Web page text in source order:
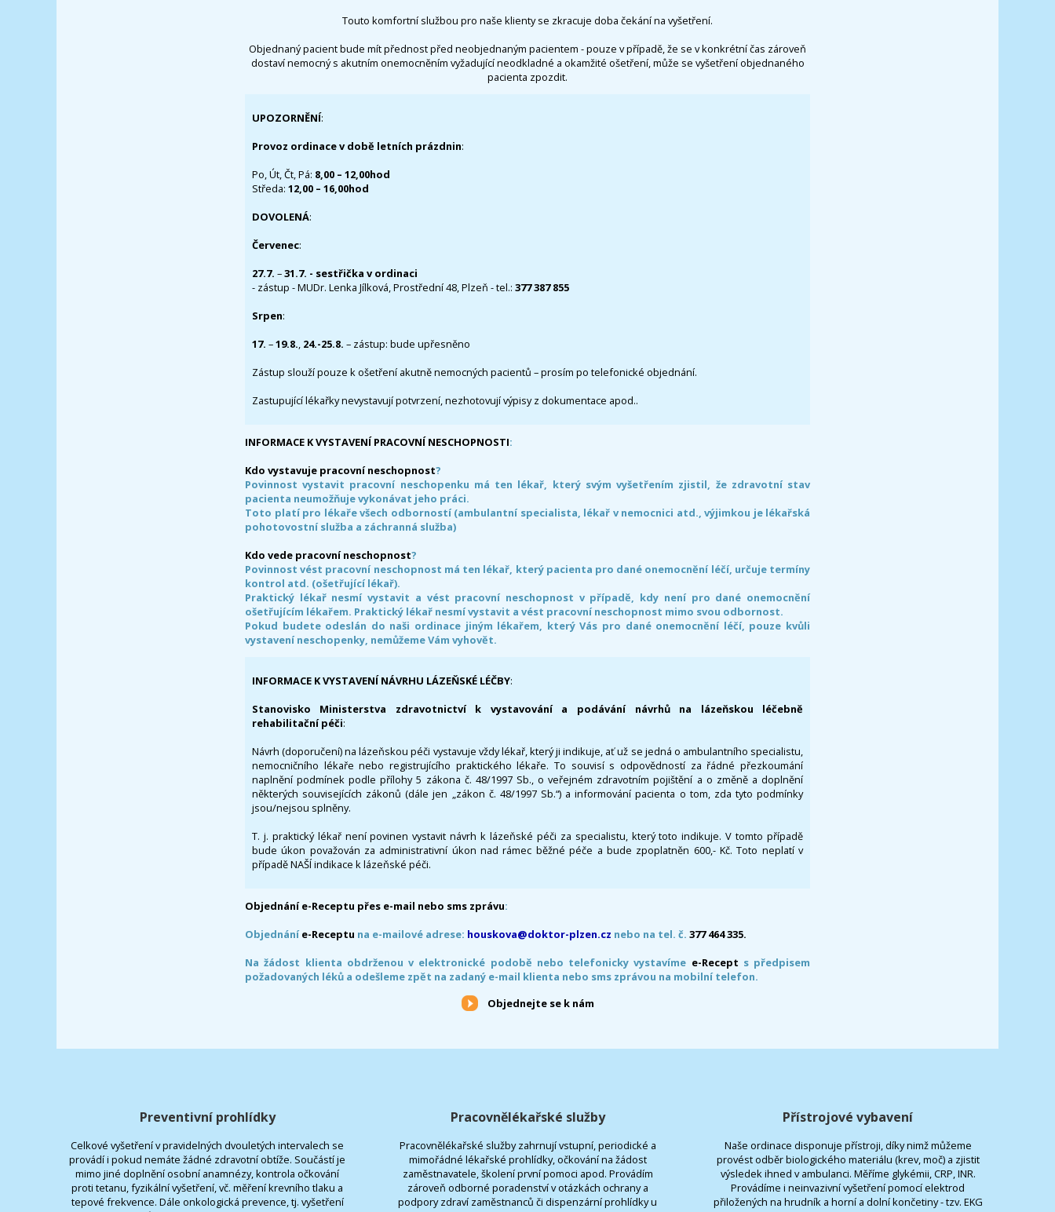
Touto komfortní službou pro naše klienty se zkracuje doba čekání na vyšetření.
Objednaný pacient bude mít přednost před neobjednaným pacientem - pouze v případě, že se v konkrétní čas zároveň
dostaví nemocný s akutním onemocněním vyžadující neodkladné a okamžité ošetření, může se vyšetření objednaného
pacienta zpozdit.
UPOZORNĚNÍ:
Provoz ordinace v době letních prázdnin:
Po, Út, Čt, Pá: 8,00 – 12,00hod
Středa: 12,00 – 16,00hod
DOVOLENÁ:
Červenec:
27.7. –31.7. - sestřička v ordinaci
- zástup - MUDr. Lenka Jílková, Prostřední 48, Plzeň - tel.: 377 387 855
Srpen:
17. –19.8., 24.-25.8. – zástup: bude upřesněno
Zástup slouží pouze k ošetření akutně nemocných pacientů – prosím po telefonické objednání.
Zastupující lékařky nevystavují potvrzení, nezhotovují výpisy z dokumentace apod..
INFORMACE K VYSTAVENÍ PRACOVNÍ NESCHOPNOSTI:
Kdo vystavuje pracovní neschopnost?
Povinnost vystavit pracovní neschopenku má ten lékař, který svým vyšetřením zjistil, že zdravotní stav
pacienta neumožňuje vykonávat jeho práci.
Toto platí pro lékaře všech odborností (ambulantní specialista, lékař v nemocnici atd., výjimkou je lékařská
pohotovostní služba a záchranná služba)
Kdo vede pracovní neschopnost?
Povinnost vést pracovní neschopnost má ten lékař, který pacienta pro dané onemocnění léčí, určuje termíny
kontrol atd. (ošetřující lékař).
Praktický lékař nesmí vystavit a vést pracovní neschopnost v případě, kdy není pro dané onemocnění
ošetřujícím lékařem. Praktický lékař nesmí vystavit a vést pracovní neschopnost mimo svou odbornost.
Pokud budete odeslán do naši ordinace jiným lékařem, který Vás pro dané onemocnění léčí, pouze kvůli
vystavení neschopenky, nemůžeme Vám vyhovět.
INFORMACE K VYSTAVENÍ NÁVRHU LÁZEŇSKÉ LÉČBY:
Stanovisko Ministerstva zdravotnictví k vystavování a podávání návrhů na lázeňskou léčebně
rehabilitační péči:
Návrh (doporučení) na lázeňskou péči vystavuje vždy lékař, který ji indikuje, ať už se jedná o ambulantního specialistu,
nemocničního lékaře nebo registrujícího praktického lékaře. To souvisí s odpovědností za řádné přezkoumání
naplnění podmínek podle přílohy 5 zákona č. 48/1997 Sb., o veřejném zdravotním pojištění a o změně a doplnění
některých souvisejících zákonů (dále jen „zákon č. 48/1997 Sb.“) a informování pacienta o tom, zda tyto podmínky
jsou/nejsou splněny.
T. j. praktický lékař není povinen vystavit návrh k lázeňské péči za specialistu, který toto indikuje. V tomto případě
bude úkon považován za administrativní úkon nad rámec běžné péče a bude zpoplatněn 600,- Kč. Toto neplatí v
případě NAŠÍ indikace k lázeňské péči.
Objednání e-Receptu přes e-mail nebo sms zprávu:
Objednáníe-Receptu na e-mailové adrese: houskova@doktor-plzen.cz nebo na tel. č. 377 464 335.
Na žádost klienta obdrženou v elektronické podobě nebo telefonicky vystavíme e-Recept s předpisem
požadovaných léků a odešleme zpět na zadaný e-mail klienta nebo sms zprávou na mobilní telefon.
Objednejte se k nám
Preventivní prohlídky
Celkové vyšetření v pravidelných dvouletých intervalech se
provádí i pokud nemáte žádné zdravotní obtíže. Součástí je
mimo jiné doplnění osobní anamnézy, kontrola očkování
proti tetanu, fyzikální vyšetření, vč. měření krevního tlaku a
tepové frekvence. Dále onkologická prevence, tj. vyšetření
Pracovnělékařské služby
Pracovnělékařské služby zahrnují vstupní, periodické a
mimořádné lékařské prohlídky, očkování na žádost
zaměstnavatele, školení první pomoci apod. Provádím
zároveň odborné poradenství v otázkách ochrany a
podpory zdraví zaměstnanců či dispenzární prohlídky u
Přístrojové vybavení
Naše ordinace disponuje přístroji, díky nimž můžeme
provést odběr biologického materiálu (krev, moč) a zjistit
výsledek ihned v ambulanci. Měříme glykémii, CRP, INR.
Provádíme i neinvazivní vyšetření pomocí elektrod
přiložených na hrudník a horní a dolní končetiny - tzv. EKG